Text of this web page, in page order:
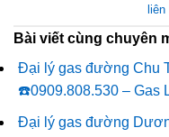
liên
Bài viết cùng chuyên
Đại lý gas đường Chu
☎️0909.808.530 – Gas
Đại lý gas đường